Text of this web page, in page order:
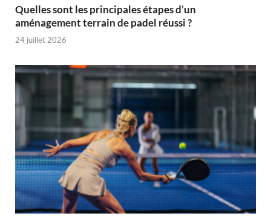
Quelles sont les principales étapes d’un
aménagement terrain de padel réussi ?
24 juillet 2026